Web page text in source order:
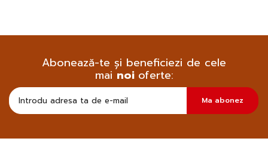
Abonează-te și beneficiezi de cele
mainoi oferte:
sa
primesc
informatii
Ma abonez